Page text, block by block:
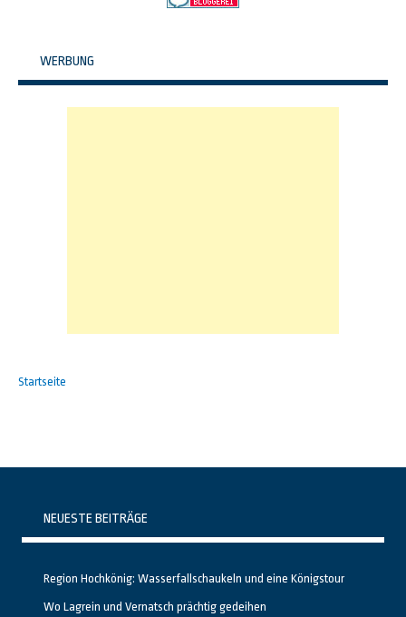
WERBUNG
Startseite
NEUESTE BEITRÄGE
Region Hochkönig: Wasserfallschaukeln und eine Königstour
Wo Lagrein und Vernatsch prächtig gedeihen